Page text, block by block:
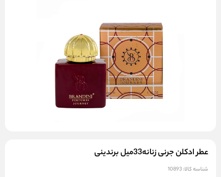
عطر ادکلن جرنی زنانه33میل برندینی
شناسه کالا:10893